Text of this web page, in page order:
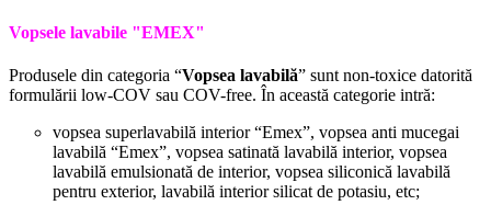
Vopsele lavabile "EMEX"
Produsele din categoria “Vopsea lavabilă” sunt non-toxice datorită
formulării low-COV sau COV-free. În această categorie intră:
vopsea superlavabilă interior “Emex”, vopsea anti mucegai
lavabilă “Emex”, vopsea satinată lavabilă interior, vopsea
lavabilă emulsionată de interior, vopsea siliconică lavabilă
pentru exterior, lavabilă interior silicat de potasiu, etc;